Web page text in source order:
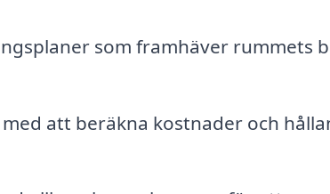
som framhäver rummets
med att beräkna kostnader och